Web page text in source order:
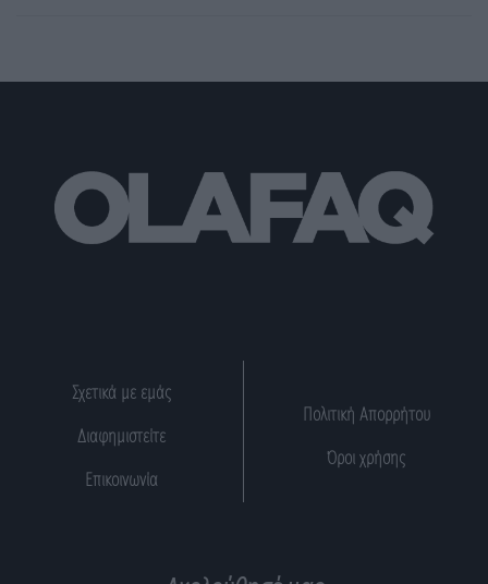
Σχετικά με εμάς
Διαφημιστείτε
Επικοινωνία
Πολιτική Απορρήτου
Όροι χρήσης